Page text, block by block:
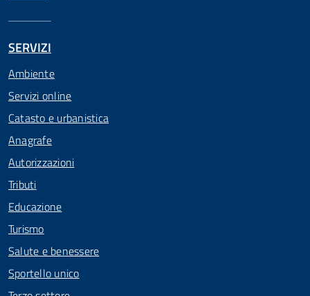
SERVIZI
Ambiente
Servizi online
Catasto e urbanistica
Anagrafe
Autorizzazioni
Tributi
Educazione
Turismo
Salute e benessere
Sportello unico